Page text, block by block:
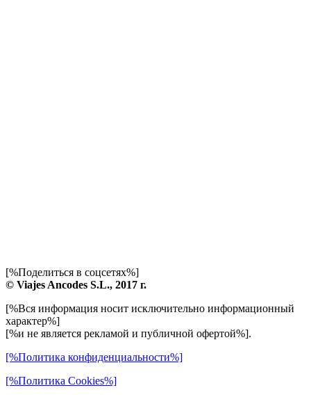
[%Поделиться в соцсетях%]
© Viajes Ancodes S.L., 2017 г.
[%Вся информация носит исключительно информационный
характер%]
[%и не является рекламой и публичной офертой%].
[%Политика конфиденциальности%]
[%Политика Cookies%]